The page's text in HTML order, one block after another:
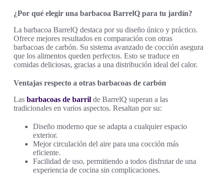
¿Por qué elegir una barbacoa BarrelQ para tu jardín?
La barbacoa BarrelQ destaca por su diseño único y práctico.
Ofrece mejores resultados en comparación con otras
barbacoas de carbón. Su sistema avanzado de cocción asegura
que los alimentos queden perfectos. Esto se traduce en
comidas deliciosas, gracias a una distribución ideal del calor.
Ventajas respecto a otras barbacoas de carbón
Las barbacoas de barril de BarrelQ superan a las
tradicionales en varios aspectos. Resaltan por su:
Diseño moderno que se adapta a cualquier espacio
exterior.
Mejor circulación del aire para una cocción más
eficiente.
Facilidad de uso, permitiendo a todos disfrutar de una
experiencia de cocina sin complicaciones.